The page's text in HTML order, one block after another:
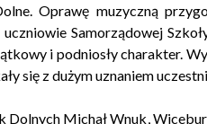
Oprawę muzyczną
Samorządowej
i podniosły charakter.
się z dużym uznaniem
Dolnych Michał Wnuk ,